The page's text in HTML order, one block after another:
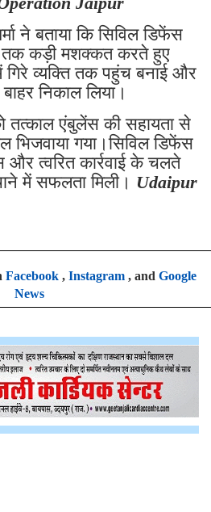
ने बताया कि सिविल डिफेंस
कड़ी मशक्कत करते हुए
गिरे व्यक्ति तक पहुंच बनाई और
निकाल लिया।
तत्काल एंबुलेंस की सहायता से
भिजवाया गया।सिविल डिफेंस
और त्वरित कार्रवाई के चलते
में सफलता मिली। Udaipur
Facebook, Instagram, and Google
News